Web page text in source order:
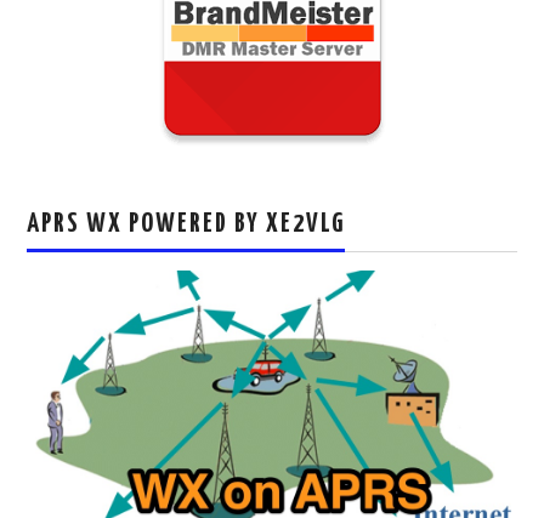
APRS WX POWERED BY XE2VLG